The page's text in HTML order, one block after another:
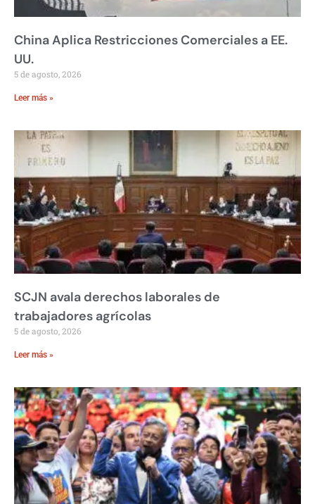
China Aplica Restricciones Comerciales a EE.
UU.
5 de agosto, 2026
Leer más »
SCJN avala derechos laborales de
trabajadores agrícolas
5 de agosto, 2026
Leer más »